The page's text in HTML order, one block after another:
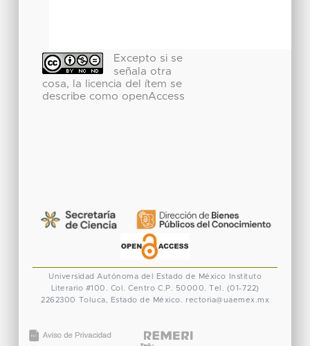
Excepto si se
señala otra
cosa, la licencia del ítem se
describe como openAccess
Universidad Autónoma del Estado de México
Instituto
Literario #100. Col. Centro C.P. 50000. Tel. (01-722)
2262300 Toluca, Estado de México. rectoria@uaemex.mx